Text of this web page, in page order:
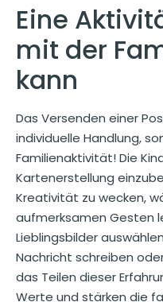
Eine
mit der
kann
Das Versenden einer
individuelle Handlung,
Familienaktivität! Die
Kartenerstellung
Kreativität zu wecken,
aufmerksamen Gesten
Lieblingsbilder
Nachricht schreiben
das Teilen dieser
Werte und stärken die